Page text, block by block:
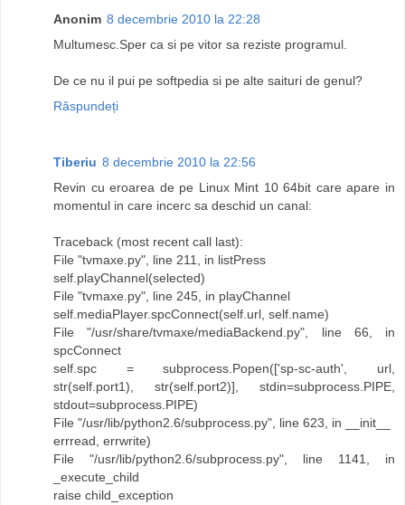
Anonim 8 decembrie 2010 la 22:28
Multumesc.Sper ca si pe vitor sa reziste programul.
De ce nu il pui pe softpedia si pe alte saituri de genul?
Răspundeți
Tiberiu 8 decembrie 2010 la 22:56
Revin cu eroarea de pe Linux Mint 10 64bit care apare in
momentul in care incerc sa deschid un canal:
Traceback (most recent call last):
File "tvmaxe.py", line 211, in listPress
self.playChannel(selected)
File "tvmaxe.py", line 245, in playChannel
self.mediaPlayer.spcConnect(self.url, self.name)
File "/usr/share/tvmaxe/mediaBackend.py", line 66, in
spcConnect
self.spc = subprocess.Popen(['sp-sc-auth', url,
str(self.port1), str(self.port2)], stdin=subprocess.PIPE,
stdout=subprocess.PIPE)
File "/usr/lib/python2.6/subprocess.py", line 623, in __init__
errread, errwrite)
File "/usr/lib/python2.6/subprocess.py", line 1141, in
_execute_child
raise child_exception